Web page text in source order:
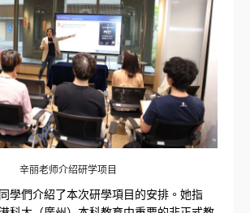
辛丽老师介绍研学项目
學們介紹了本次研學項目的安排。她指